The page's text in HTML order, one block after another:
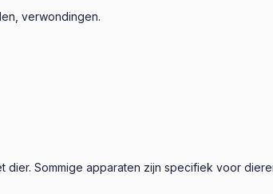
verwondingen.
Sommige apparaten zijn specifiek voor